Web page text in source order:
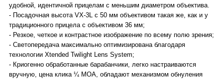
удобной, идентичной прицелам с меньшим диаметром объектива.
- Посадочная высота VX-3L с 50 мм объективом такая же, как и у
традиционного прицела с объективом 36 мм;
- Резкое, четкое и контрастное изображение по всему полю зрения;
- Светопередача максимально оптимизирована благодаря
технологии Xtended Twilight Lens System;
- Криогенно обработанные барабанчики, легко настраиваются
вручную, цена клика ¼ МОА, обладают механизмом обнуления